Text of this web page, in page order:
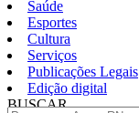
Saúde
Esportes
Cultura
Serviços
Publicações Legais
Edição digital
BUSCAR